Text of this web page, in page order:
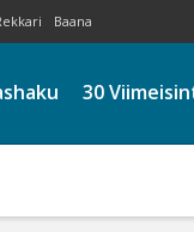
Baana
30